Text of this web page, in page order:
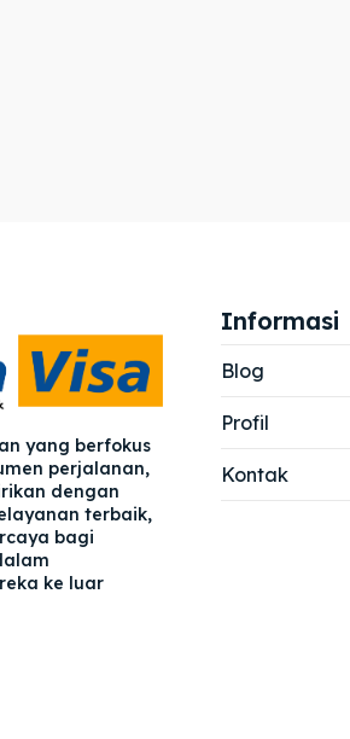
Blog
Blog
yang berfokus
perjalanan,
dengan
terbaik,
bagi
ke luar
Informasi
Blog
Profil
Kontak